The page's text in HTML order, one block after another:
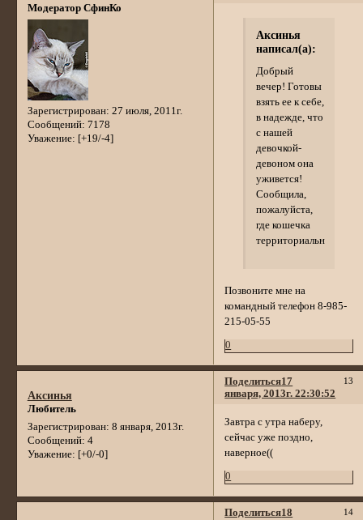
Модератор СфинКо
Зарегистрирован: 27 июля, 2011г.
Сообщений: 7178
Уважение: [+19/-4]
Аксинья
написал(а):
Добрый
вечер! Готовы
взять ее к себе,
в надежде, что
с нашей
девочкой-
девоном она
уживется!
Сообщила,
пожалуйста,
где кошечка
территориально?
Позвоните мне на
командный телефон 8-985-
215-05-55
0
Поделиться 13
17
января, 2013г. 22:30:52
Аксинья
Любитель
Зарегистрирован: 8 января, 2013г.
Сообщений: 4
Уважение: [+0/-0]
Завтра с утра наберу,
сейчас уже поздно,
наверное((
0
Поделиться 14
18